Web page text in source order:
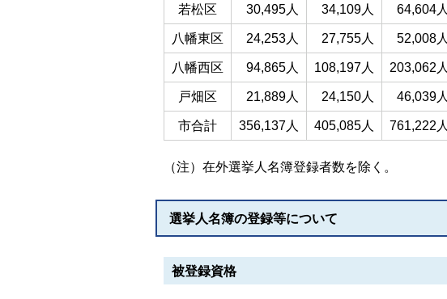
若松区 30,495人 34,109人 64,604人
八幡東区 24,253人 27,755人 52,008人
八幡西区 94,865人 108,197人 203,062人
戸畑区 21,889人 24,150人 46,039人
市合計 356,137人 405,085人 761,222人
（注）在外選挙人名簿登録者数を除く。
選挙人名簿の登録等について
被登録資格